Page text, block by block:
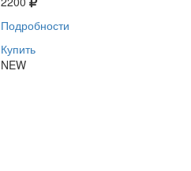
Подробности
Купить
NEW